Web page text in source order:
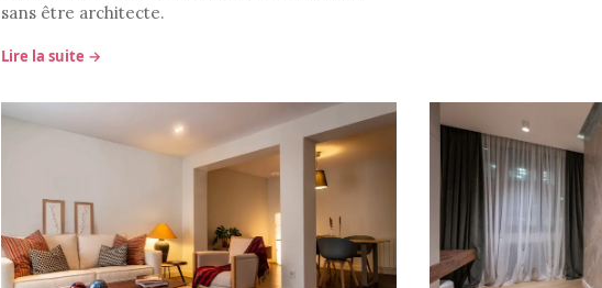
sans être architecte.
Lire la suite →